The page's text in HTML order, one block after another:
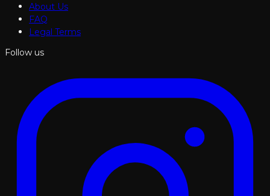
About Us
FAQ
Legal Terms
Follow us